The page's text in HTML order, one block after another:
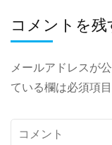
コメントを残
メールアドレスが
ている欄は必須項
コ